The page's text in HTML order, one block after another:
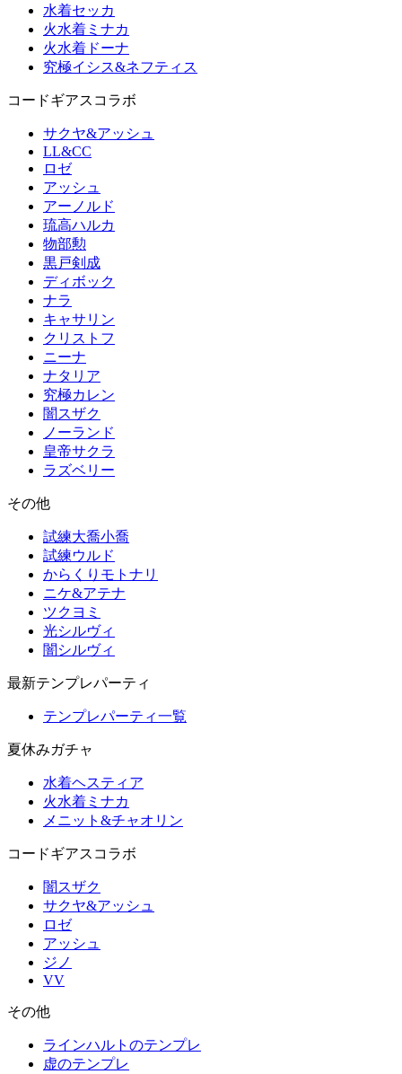
水着セッカ
火水着ミナカ
火水着ドーナ
究極イシス&ネフティス
コードギアスコラボ
サクヤ&アッシュ
LL&CC
ロゼ
アッシュ
アーノルド
琉高ハルカ
物部勲
黒戸剣成
ディボック
ナラ
キャサリン
クリストフ
ニーナ
ナタリア
究極カレン
闇スザク
ノーランド
皇帝サクラ
ラズベリー
その他
試練大喬小喬
試練ウルド
からくりモトナリ
ニケ&アテナ
ツクヨミ
光シルヴィ
闇シルヴィ
最新テンプレパーティ
テンプレパーティ一覧
夏休みガチャ
水着ヘスティア
火水着ミナカ
メニット&チャオリン
コードギアスコラボ
闇スザク
サクヤ&アッシュ
ロゼ
アッシュ
ジノ
VV
その他
ラインハルトのテンプレ
虚のテンプレ